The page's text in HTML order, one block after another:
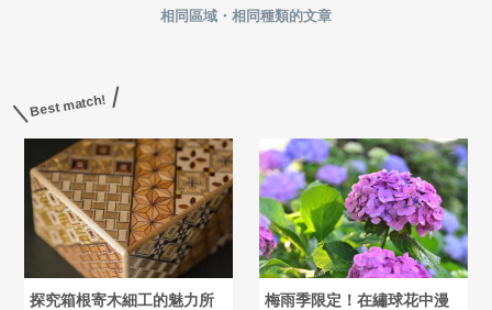
相同區域・相同種類的文章
Best match!
探究箱根寄木細工的魅力所
梅雨季限定！在繡球花中漫